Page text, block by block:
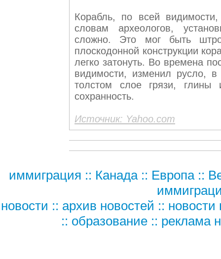
Корабль, по всей
словам археологов,
сложно. Это мог быть
плоскодонной конструкции
легко затонуть. Во времена
видимости, изменил русло, в
толстом слое грязи,
сохранность.
Источник: Yahoo.com
иммиграция :: Канада:: Европа::
новости :: архив новостей :: новости
:: образование :: реклама